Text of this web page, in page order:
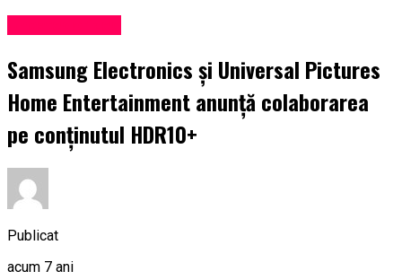
Samsung Electronics și Universal Pictures
Home Entertainment anunță colaborarea
pe conținutul HDR10+
Publicat
acum 7 ani